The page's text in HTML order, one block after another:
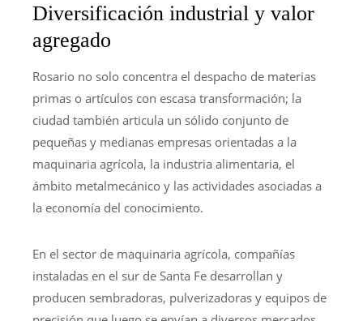
Diversificación industrial y valor
agregado
Rosario no solo concentra el despacho de materias
primas o artículos con escasa transformación; la
ciudad también articula un sólido conjunto de
pequeñas y medianas empresas orientadas a la
maquinaria agrícola, la industria alimentaria, el
ámbito metalmecánico y las actividades asociadas a
la economía del conocimiento.
En el sector de maquinaria agrícola, compañías
instaladas en el sur de Santa Fe desarrollan y
producen sembradoras, pulverizadoras y equipos de